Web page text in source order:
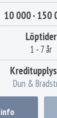
10 000 - 150
Löptider
1 - 7 år
Dun &